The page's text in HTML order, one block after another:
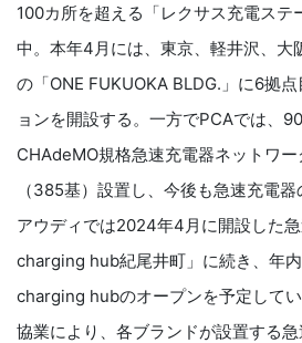
100カ所を超える「レクサス充電ステ
中。本年4月には、東京、軽井沢、大
の「ONE FUKUOKA BLDG.」に6拠
ョンを開設する。一方でPCAでは、
CHAdeMO規格急速充電器ネットワ
（385基）設置し、今後も急速充電器
アウディでは2024年4月に開設した
charging hub紀尾井町」に続き、年
charging hubのオープンを予定して
協業により、各ブランドが設置する